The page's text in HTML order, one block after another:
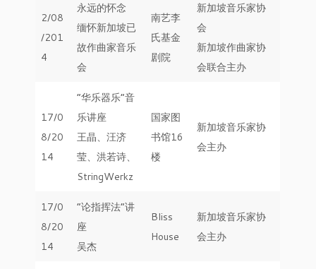
2/08
/201
4
永远的怀念
缅怀新加坡已
故作曲家音乐
会
南艺李
氏基金
剧院
新加坡音乐家协
会
新加坡作曲家协
会联合主办
17/0
8/20
14
“华乐器乐“音
乐讲座
王晶、汪济
莹、洪若诗、
StringWerkz
国家图
书馆16
楼
新加坡音乐家协
会主办
17/0
8/20
14
”论指挥法“讲
座
吴杰
Bliss
House
新加坡音乐家协
会主办